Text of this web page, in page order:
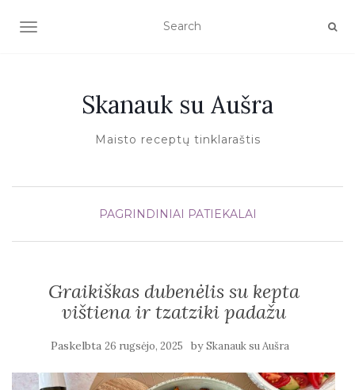
TOGGLE NAVIGATION
Skanauk su Aušra
Maisto receptų tinklaraštis
PAGRINDINIAI PATIEKALAI
Graikiškas dubenėlis su kepta
vištiena ir tzatziki padažu
Paskelbta 26 rugsėjo, 2025 bySkanauk su Aušra